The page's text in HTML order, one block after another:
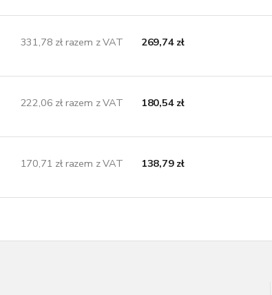
331,78 zł razem z VAT 269,74 zł
222,06 zł razem z VAT 180,54 zł
170,71 zł razem z VAT 138,79 zł